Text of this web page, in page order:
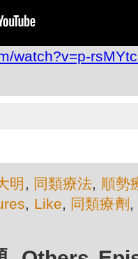
watch?v=p-
明 , 同類療法, 順勢
, Like, 同類療劑 ,